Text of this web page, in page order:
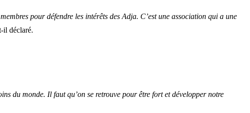
pour défendre les intérêts des Adja. C’est une association qui a une
il déclaré.
du monde. Il faut qu’on se retrouve pour être fort et développer notre